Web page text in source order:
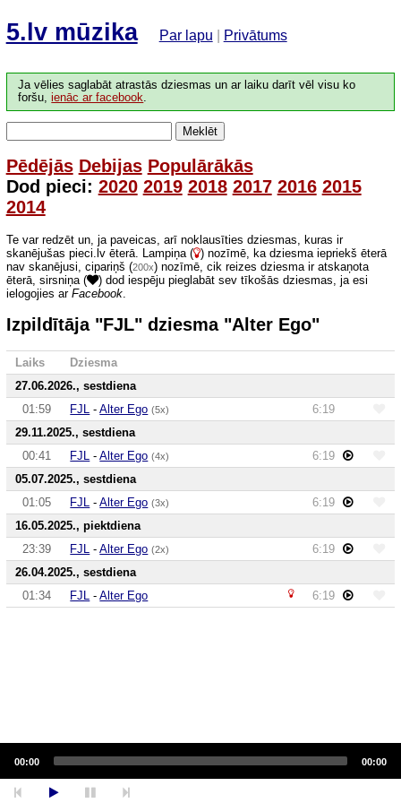
5.lv mūzika Par lapu Privātums
Ja vēlies saglabāt atrastās dziesmas un ar laiku darīt vēl visu ko
foršu,ienāc ar facebook.
Meklēt
Pēdējās Debijas Populārākās
Dod pieci: 2020 2019 2018 2017 2016 2015
2014
Te var redzēt un, ja paveicas, arī noklausīties dziesmas, kuras ir
skanējušas pieci.lv ēterā. Lampiņa ( ) nozīmē, ka dziesma iepriekš ēterā
nav skanējusi, cipariņš (200x) nozīmē, cik reizes dziesma ir atskaņota
ēterā, sirsniņa (
) dod iespēju pieglabāt sev tīkošās dziesmas, ja esi
ielogojies ar Facebook.
Izpildītāja "FJL" dziesma "Alter Ego"
Laiks
Dziesma
27.06.2026., sestdiena
01:59
FJL -Alter Ego (5x)
6:19
29.11.2025., sestdiena
00:41
FJL -Alter Ego (4x)
6:19
05.07.2025., sestdiena
01:05
FJL -Alter Ego (3x)
6:19
16.05.2025., piektdiena
23:39
FJL -Alter Ego (2x)
6:19
26.04.2025., sestdiena
01:34
FJL -Alter Ego 6:19
Player
00:00 00:00